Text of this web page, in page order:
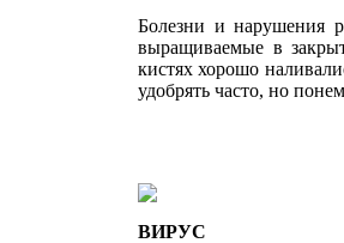
Болезни и нарушения
выращиваемые в
кистях хорошо
удо­брять часто, но
ВИРУС